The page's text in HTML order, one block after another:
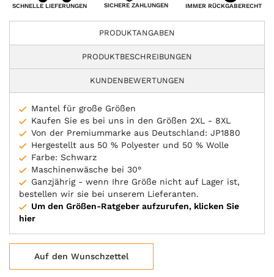
SCHNELLE LIEFERUNGEN SICHERE ZAHLUNGEN IMMER RÜCKGABERECHT
PRODUKTANGABEN
PRODUKTBESCHREIBUNGEN
KUNDENBEWERTUNGEN
Mantel für große Größen
Kaufen Sie es bei uns in den Größen 2XL - 8XL
Von der Premiummarke aus Deutschland: JP1880
Hergestellt aus 50 % Polyester und 50 % Wolle
Farbe: Schwarz
Maschinenwäsche bei 30°
Ganzjährig - wenn Ihre Größe nicht auf Lager ist,
bestellen wir sie bei unserem Lieferanten.
Um den Größen-Ratgeber aufzurufen, klicken Sie
hier
Auf den Wunschzettel